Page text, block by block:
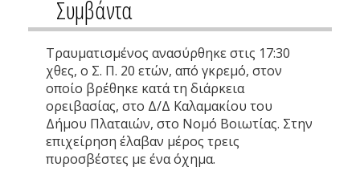
Συμβάντα
Τραυματισμένος ανασύρθηκε στις 17:30
χθες, ο Σ. Π. 20 ετών, από γκρεμό, στον
οποίο βρέθηκε κατά τη διάρκεια
ορειβασίας, στο Δ/Δ Καλαμακίου του
Δήμου Πλαταιών, στο Νομό Βοιωτίας. Στην
επιχείρηση έλαβαν μέρος τρεις
πυροσβέστες με ένα όχημα.